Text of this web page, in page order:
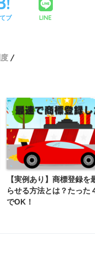
ブ LINE
【実例あり】商標登録を
らせる方法とは？たった
でOK！